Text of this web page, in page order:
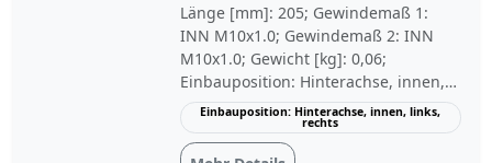
Länge [mm]: 205; Gewindemaß 1:
INN M10x1.0; Gewindemaß 2: INN
M10x1.0; Gewicht [kg]: 0,06;
Einbauposition: Hinterachse, innen,
links, rechts; Fahrzeugtyp: 325i xDrive
Touring, 325i xDrive Coupe, 330i
xDrive Touring, 335i xDrive Coupe
Einbauposition: Hinterachse, innen, links,
rechts